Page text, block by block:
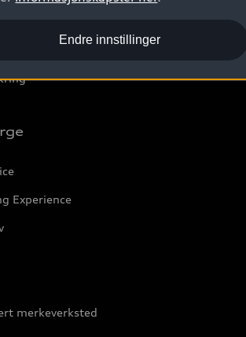
Experience
merkeverksted
Endre innstillinger